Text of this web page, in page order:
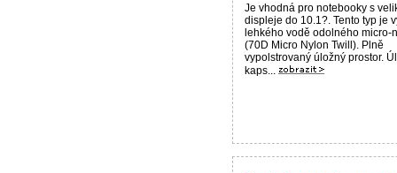
Je vhodná pro notebooky s
displeje do 10.1?. Tento typ je
lehkého vodě odolného micro-
(70D Micro Nylon Twill). Plně
vypolstrovaný úložný prostor.
kaps...